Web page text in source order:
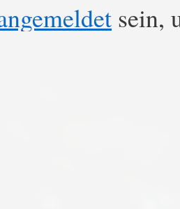
sein,